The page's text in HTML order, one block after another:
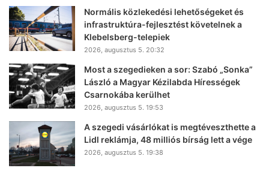
Normális közlekedési lehetőségeket és
infrastruktúra-fejlesztést követelnek a
Klebelsberg-telepiek
2026, augusztus 5. 20:32
Most a szegedieken a sor: Szabó „Sonka”
László a Magyar Kézilabda Hírességek
Csarnokába kerülhet
2026, augusztus 5. 19:53
A szegedi vásárlókat is megtéveszthette a
Lidl reklámja, 48 milliós bírság lett a vége
2026, augusztus 5. 19:38